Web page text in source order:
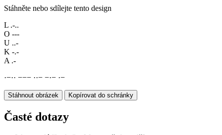
Stáhněte nebo sdílejte tento design
L .-..
O ---
U ..-
K -.-
A .-
·−·· −−− ··− −·− ·−
Stáhnout obrázek Kopírovat do schránky
Časté dotazy